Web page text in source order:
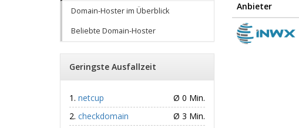
Anbieter
Domain-Hoster im Überblick
Beliebte Domain-Hoster
Geringste Ausfallzeit
netcup
Ø 0 Min.
checkdomain
Ø 3 Min.